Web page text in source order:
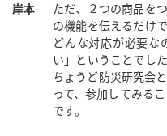
岸本
ただ、２つの商品を
の機能を伝えるだけ
どんな対応が必要な
い」ということでし
ちょうど防災研究会
って、参加してみる
です。